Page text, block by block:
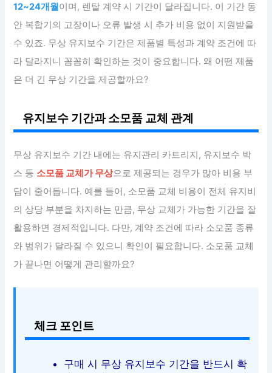
12~24개월이며, 렌탈 계약 시 기간이 달라집니다. 이 기간 동
안 복합기의 고장이나 오류 발생 시 추가 비용 없이 지원받을
수 있죠. 무상 유지보수 기간은 제품별 특성과 계약 조건에 따
라 달라지니 꼼꼼히 확인하는 것이 중요합니다. 왜 어떤 제품
은 더 긴 무상 기간을 제공할까요?
유지보수 기간과 소모품 교체 관계
무상 유지보수 기간 내에는 유지관리 카트리지, 유지보수 박
스 등 소모품 교체가 무상으로 제공되는 경우가 많아 비용 부
담이 줄어듭니다. 예를 들어, 소모품 교체 비용이 전체 유지비
의 상당 부분을 차지하는 만큼, 무상 교체가 가능한 기간을 잘
활용하면 경제적입니다. 다만, 계약 조건에 따라 소모품 종류
와 범위가 달라질 수 있으니 확인이 필요합니다. 소모품 교체
가 끝나면 어떻게 관리할까요?
체크 포인트
구매 시 무상 유지보수 기간을 반드시 확